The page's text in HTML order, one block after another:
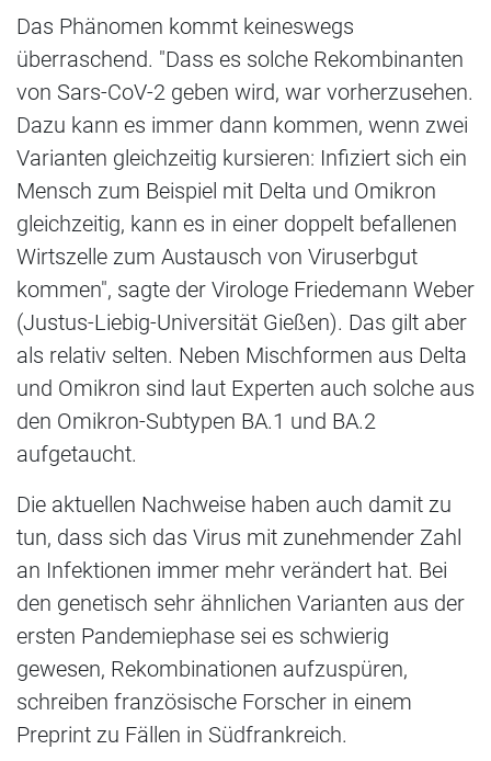
Das Phänomen kommt keineswegs
überraschend. "Dass es solche Rekombinanten
von Sars-CoV-2 geben wird, war vorherzusehen.
Dazu kann es immer dann kommen, wenn zwei
Varianten gleichzeitig kursieren: Infiziert sich ein
Mensch zum Beispiel mit Delta und Omikron
gleichzeitig, kann es in einer doppelt befallenen
Wirtszelle zum Austausch von Viruserbgut
kommen", sagte der Virologe Friedemann Weber
(Justus-Liebig-Universität Gießen). Das gilt aber
als relativ selten. Neben Mischformen aus Delta
und Omikron sind laut Experten auch solche aus
den Omikron-Subtypen BA.1 und BA.2
aufgetaucht.
Die aktuellen Nachweise haben auch damit zu
tun, dass sich das Virus mit zunehmender Zahl
an Infektionen immer mehr verändert hat. Bei
den genetisch sehr ähnlichen Varianten aus der
ersten Pandemiephase sei es schwierig
gewesen, Rekombinationen aufzuspüren,
schreiben französische Forscher in einem
Preprint zu Fällen in Südfrankreich.